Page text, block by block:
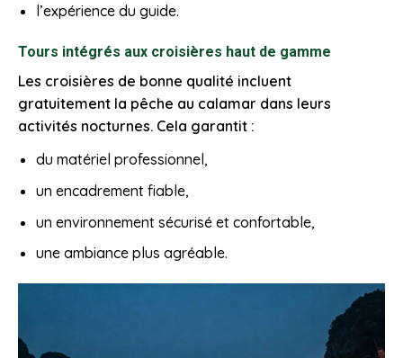
l’expérience du guide.
Tours intégrés aux croisières haut de gamme
Les croisières de bonne qualité incluent
gratuitement la pêche au calamar dans leurs
activités nocturnes. Cela garantit :
du matériel professionnel,
un encadrement fiable,
un environnement sécurisé et confortable,
une ambiance plus agréable.